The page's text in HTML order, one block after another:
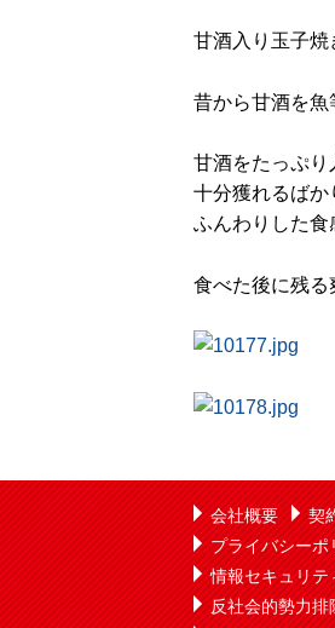
甘酒入り玉子焼
昔から甘酒を魚
甘酒をたっぷり
十分獲れるばか
ふんわりした食
食べた後に残る
会社概要 契
プライバシーポ
情報セキュリテ
反社会的勢力